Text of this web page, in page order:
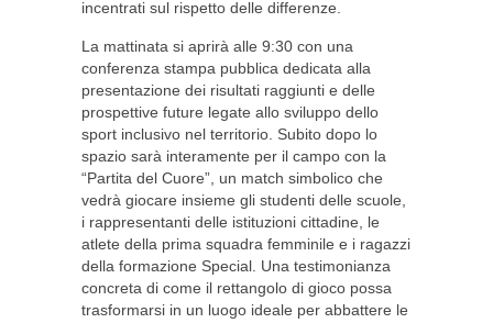
incentrati sul rispetto delle differenze.
La mattinata si aprirà alle 9:30 con una
conferenza stampa pubblica dedicata alla
presentazione dei risultati raggiunti e delle
prospettive future legate allo sviluppo dello
sport inclusivo nel territorio. Subito dopo lo
spazio sarà interamente per il campo con la
“Partita del Cuore”, un match simbolico che
vedrà giocare insieme gli studenti delle scuole,
i rappresentanti delle istituzioni cittadine, le
atlete della prima squadra femminile e i ragazzi
della formazione Special. Una testimonianza
concreta di come il rettangolo di gioco possa
trasformarsi in un luogo ideale per abbattere le